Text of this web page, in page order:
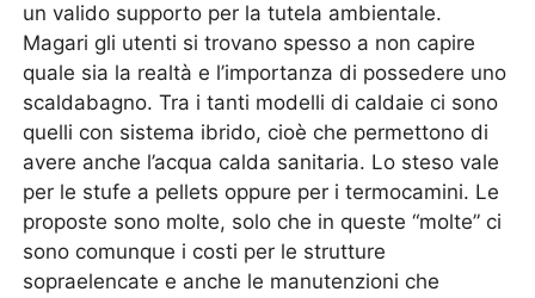
un valido supporto per la tutela ambientale.
Magari gli utenti si trovano spesso a non capire
quale sia la realtà e l’importanza di possedere uno
scaldabagno. Tra i tanti modelli di caldaie ci sono
quelli con sistema ibrido, cioè che permettono di
avere anche l’acqua calda sanitaria. Lo steso vale
per le stufe a pellets oppure per i termocamini. Le
proposte sono molte, solo che in queste “molte” ci
sono comunque i costi per le strutture
sopraelencate e anche le manutenzioni che